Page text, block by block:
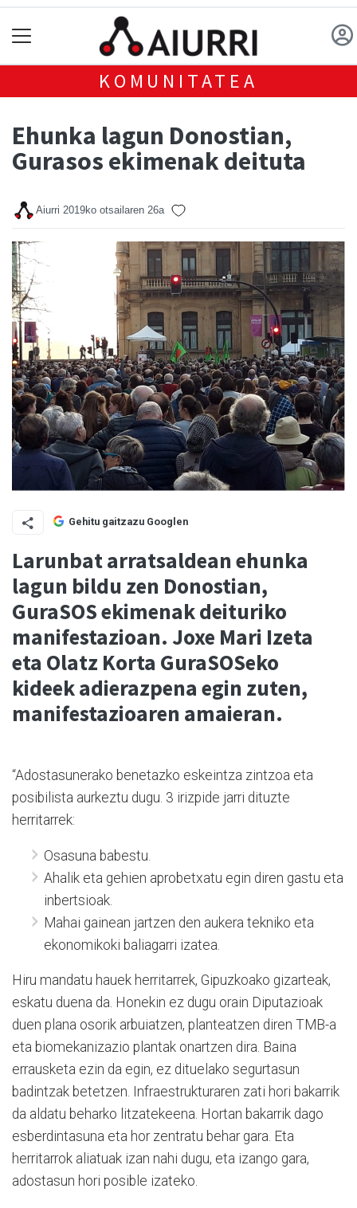
KOMUNITATEA
Ehunka lagun Donostian,
Gurasos ekimenak deituta
Aiurri 2019ko otsailaren 26a
Gehitu gaitzazu Googlen
Larunbat arratsaldean ehunka
lagun bildu zen Donostian,
GuraSOS ekimenak deituriko
manifestazioan. Joxe Mari Izeta
eta Olatz Korta GuraSOSeko
kideek adierazpena egin zuten,
manifestazioaren amaieran.
“Adostasunerako benetazko eskeintza zintzoa eta
posibilista aurkeztu dugu. 3 irizpide jarri dituzte
herritarrek:
Osasuna babestu.
Ahalik eta gehien aprobetxatu egin diren gastu eta
inbertsioak.
Mahai gainean jartzen den aukera tekniko eta
ekonomikoki baliagarri izatea.
Hiru mandatu hauek herritarrek, Gipuzkoako gizarteak,
eskatu duena da. Honekin ez dugu orain Diputazioak
duen plana osorik arbuiatzen, planteatzen diren TMB-a
eta biomekanizazio plantak onartzen dira. Baina
errausketa ezin da egin, ez dituelako segurtasun
badintzak betetzen. Infraestrukturaren zati hori bakarrik
da aldatu beharko litzatekeena. Hortan bakarrik dago
esberdintasuna eta hor zentratu behar gara. Eta
herritarrok aliatuak izan nahi dugu, eta izango gara,
adostasun hori posible izateko.